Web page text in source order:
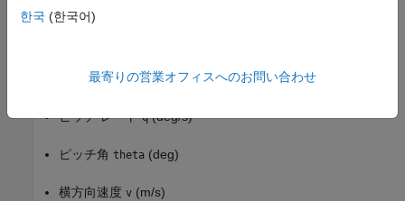
垂直速度w(m/s)
ピッチ レートq(deg/s)
ピッチ角 theta (deg)
横方向速度 v (m/s)
한국 (한국어)
最寄りの営業オフィスへのお問い合わせ